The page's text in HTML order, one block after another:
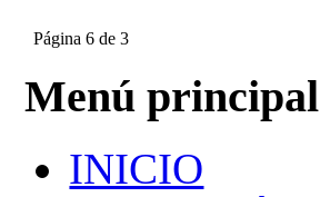
Página 6 de 3
Menú principal
INICIO